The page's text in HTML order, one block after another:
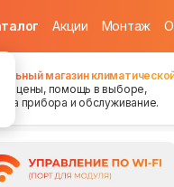
Акции Монтаж О
магазин
цены, помощь в выборе,
прибора и обслуживание.